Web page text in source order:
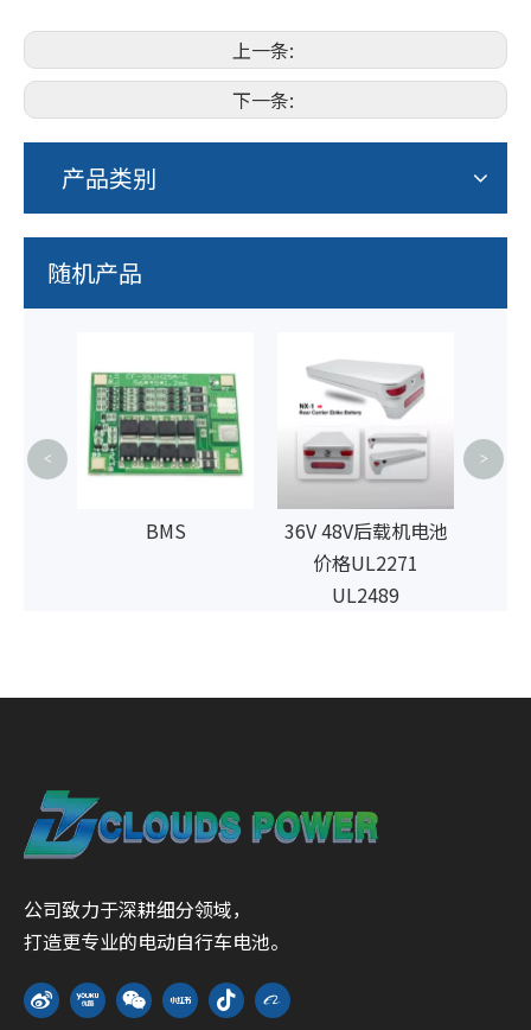
上一条:
下一条:
产品类别
随机产品
BMS
36V 48V后载机电池
价格UL2271
UL2489
< >
公司致力于深耕细分领域，
打造更专业的电动自行车电池。